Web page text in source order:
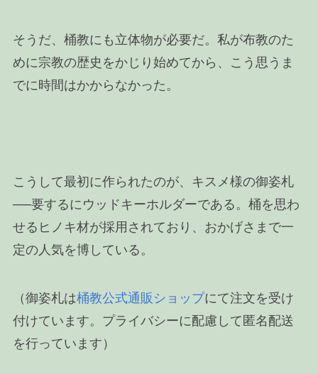
そうだ、桶教にも立体物が必要だ。私が布教のた
めに宗教の歴史をかじり始めてから、こう思うま
でに時間はかからなかった。
こうして最初に作られたのが、キスメ様の御姿札
──要するにウッドキーホルダーである。桶を思わ
せるヒノキ材が採用されており、おかげさまで一
定の人気を博している。
（御姿札は桶教公式通販ショップにて注文を受け
付けています。プライバシーに配慮して匿名配送
を行っています）